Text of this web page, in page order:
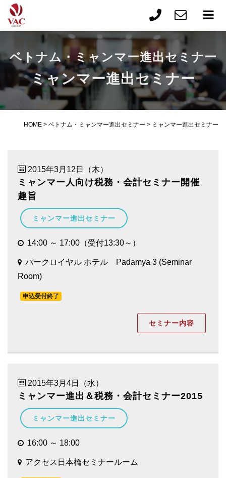
ベトナム・ミャンマー進出セミナー
ミャンマー進出セミナー
HOME > ベトナム・ミャンマー進出セミナー > ミャンマー進出セミナー
2015年3月12日（木）
ミャンマー人向け税務・会計セミナー開催
趣旨
ミャンマー進出セミナー
14:00 ～ 17:00（受付13:30～）
パークロイヤル ホテル Padamya 3 (Seminar
Room)
申込受付終了
セミナー内容
2015年3月4日（水）
ミャンマー進出＆税務・会計セミナー2015
ミャンマー進出セミナー
16:00 ～ 18:00
アクセス日本橋セミナールーム